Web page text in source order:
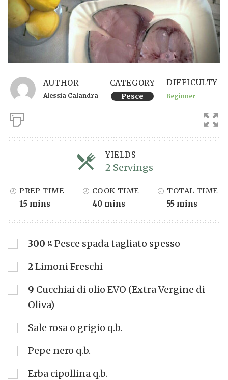
AUTHOR
Alessia Calandra
CATEGORY
Pesce
DIFFICULTY
Beginner
YIELDS
2 Servings
PREP TIME
15 mins
COOK TIME
40 mins
TOTAL TIME
55 mins
300 g Pesce spada tagliato spesso
2Limoni Freschi
9 Cucchiai di olio EVO (Extra Vergine di
Oliva)
Sale rosa o grigio q.b.
Pepe nero q.b.
Erba cipollina q.b.